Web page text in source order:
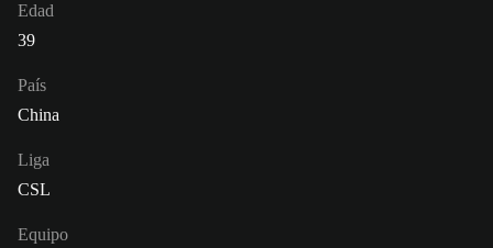
Edad
39
País
China
Liga
CSL
Equipo